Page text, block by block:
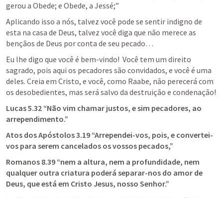
gerou a Obede; e Obede, a Jessé;”
Aplicando isso a nós, talvez você pode se sentir indigno de
esta na casa de Deus, talvez você diga que não merece as
bençãos de Deus por conta de seu pecado…
Eu lhe digo que você é bem-vindo!  Você tem um direito
sagrado, pois aqui os pecadores são convidados, e você é uma
deles. Creia em Cristo, e você, como Raabe, não perecerá com
Lucas 5.32 “Não vim chamar justos, e sim pecadores, ao
arrependimento.”
Atos dos Apóstolos 3.19 “Arrependei-vos, pois, e convertei-
vos para serem cancelados os vossos pecados,”
Romanos 8.39 “nem a altura, nem a profundidade, nem
qualquer outra criatura poderá separar-nos do amor de
Deus, que está em Cristo Jesus, nosso Senhor.”